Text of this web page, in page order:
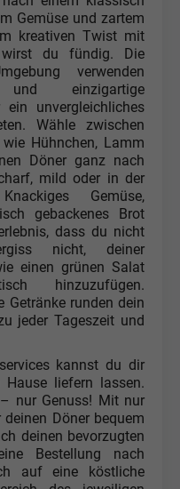
Gemüse und zartem
kreativen Twist mit
du fündig. Die
verwenden
einzigartige
unvergleichliches
Wähle zwischen
Hühnchen, Lamm
Döner ganz nach
mild oder in der
Gemüse,
gebackenes Brot
dass du nicht
nicht, deiner
einen grünen Salat
hinzuzufügen.
Getränke runden dein
jeder Tageszeit und
kannst du dir
liefern lassen.
nur Genuss! Mit nur
Döner bequem
deinen bevorzugten
Bestellung nach
auf eine köstliche